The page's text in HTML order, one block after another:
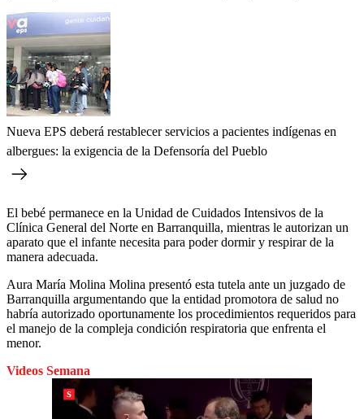
Nueva EPS deberá restablecer servicios a pacientes indígenas en
albergues: la exigencia de la Defensoría del Pueblo
El bebé permanece en la Unidad de Cuidados Intensivos de la
Clínica General del Norte en Barranquilla, mientras le autorizan un
aparato que el infante necesita para poder dormir y respirar de la
manera adecuada.
Aura María Molina Molina presentó esta tutela ante un juzgado de
Barranquilla argumentando que la entidad promotora de salud no
habría autorizado oportunamente los procedimientos requeridos para
el manejo de la compleja condición respiratoria que enfrenta el
menor.
Videos Semana